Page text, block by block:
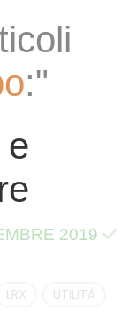
:"
e
2019
LRX UTILITÀ